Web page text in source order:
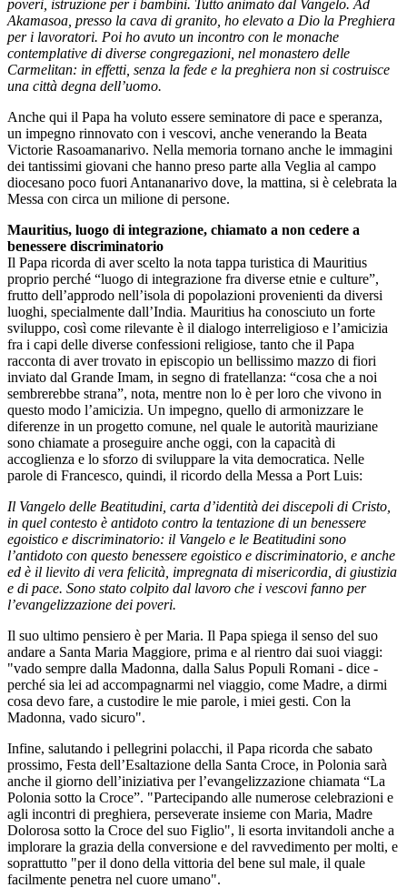
poveri, istruzione per i bambini. Tutto animato dal Vangelo. Ad
Akamasoa, presso la cava di granito, ho elevato a Dio la Preghiera
per i lavoratori. Poi ho avuto un incontro con le monache
contemplative di diverse congregazioni, nel monastero delle
Carmelitan: in effetti, senza la fede e la preghiera non si costruisce
una città degna dell’uomo.
Anche qui il Papa ha voluto essere seminatore di pace e speranza,
un impegno rinnovato con i vescovi, anche venerando la Beata
Victorie Rasoamanarivo. Nella memoria tornano anche le immagini
dei tantissimi giovani che hanno preso parte alla Veglia al campo
diocesano poco fuori Antananarivo dove, la mattina, si è celebrata la
Messa con circa un milione di persone.
Mauritius, luogo di integrazione, chiamato a non cedere a
benessere discriminatorio
Il Papa ricorda di aver scelto la nota tappa turistica di Mauritius
proprio perché “luogo di integrazione fra diverse etnie e culture”,
frutto dell’approdo nell’isola di popolazioni provenienti da diversi
luoghi, specialmente dall’India. Mauritius ha conosciuto un forte
sviluppo, così come rilevante è il dialogo interreligioso e l’amicizia
fra i capi delle diverse confessioni religiose, tanto che il Papa
racconta di aver trovato in episcopio un bellissimo mazzo di fiori
inviato dal Grande Imam, in segno di fratellanza: “cosa che a noi
sembrerebbe strana”, nota, mentre non lo è per loro che vivono in
questo modo l’amicizia. Un impegno, quello di armonizzare le
diferenze in un progetto comune, nel quale le autorità mauriziane
sono chiamate a proseguire anche oggi, con la capacità di
accoglienza e lo sforzo di sviluppare la vita democratica. Nelle
parole di Francesco, quindi, il ricordo della Messa a Port Luis:
Il Vangelo delle Beatitudini, carta d’identità dei discepoli di Cristo,
in quel contesto è antidoto contro la tentazione di un benessere
egoistico e discriminatorio: il Vangelo e le Beatitudini sono
l’antidoto con questo benessere egoistico e discriminatorio, e anche
ed è il lievito di vera felicità, impregnata di misericordia, di giustizia
e di pace. Sono stato colpito dal lavoro che i vescovi fanno per
l’evangelizzazione dei poveri.
Il suo ultimo pensiero è per Maria. Il Papa spiega il senso del suo
andare a Santa Maria Maggiore, prima e al rientro dai suoi viaggi:
"vado sempre dalla Madonna, dalla Salus Populi Romani - dice -
perché sia lei ad accompagnarmi nel viaggio, come Madre, a dirmi
cosa devo fare, a custodire le mie parole, i miei gesti. Con la
Madonna, vado sicuro".
Infine, salutando i pellegrini polacchi, il Papa ricorda che sabato
prossimo, Festa dell’Esaltazione della Santa Croce, in Polonia sarà
anche il giorno dell’iniziativa per l’evangelizzazione chiamata “La
Polonia sotto la Croce”. "Partecipando alle numerose celebrazioni e
agli incontri di preghiera, perseverate insieme con Maria, Madre
Dolorosa sotto la Croce del suo Figlio", li esorta invitandoli anche a
implorare la grazia della conversione e del ravvedimento per molti, e
soprattutto "per il dono della vittoria del bene sul male, il quale
facilmente penetra nel cuore umano".